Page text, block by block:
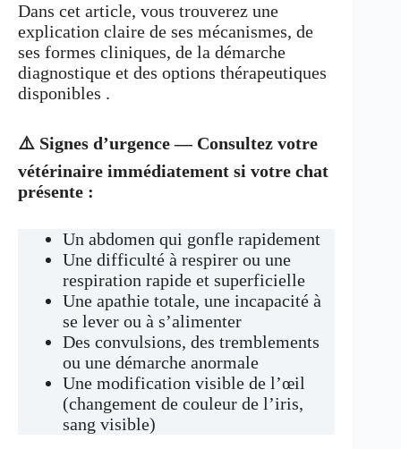
Dans cet article, vous trouverez une
explication claire de ses mécanismes, de
ses formes cliniques, de la démarche
diagnostique et des options thérapeutiques
disponibles .
⚠️ Signes d’urgence — Consultez votre
vétérinaire immédiatement si votre chat
présente :
Un abdomen qui gonfle rapidement
Une difficulté à respirer ou une
respiration rapide et superficielle
Une apathie totale, une incapacité à
se lever ou à s’alimenter
Des convulsions, des tremblements
ou une démarche anormale
Une modification visible de l’œil
(changement de couleur de l’iris,
sang visible)